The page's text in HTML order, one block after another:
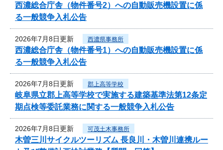
西濃総合庁舎（物件番号2）への自動販売機設置に係
る一般競争入札公告
2026年7月8日更新 西濃県事務所
西濃総合庁舎（物件番号1）への自動販売機設置に係
る一般競争入札公告
2026年7月8日更新 郡上高等学校
岐阜県立郡上高等学校で実施する建築基準法第12条定
期点検等委託業務に関する一般競争入札公告
2026年7月8日更新 可茂土木事務所
木曽三川サイクルツーリズム 長良川・木曽川連携ルー